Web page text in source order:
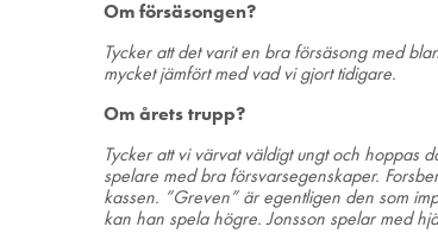
Om försäsongen?
Tycker att det varit en bra försäsong med
mycket jämfört med vad vi gjort tidigare.
Om årets trupp?
Tycker att vi värvat väldigt ungt och hoppas
spelare med bra försvarsegenskaper.
kassen. ”Greven” är egentligen den som
kan han spela högre. Jonsson spelar med